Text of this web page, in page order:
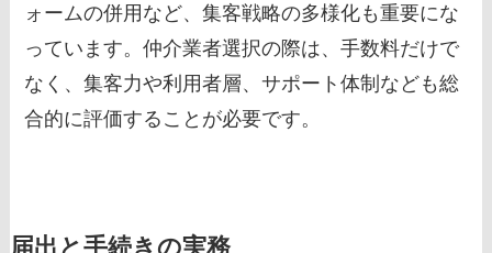
ォームの併用など、集客戦略の多様化も重要にな
っています。仲介業者選択の際は、手数料だけで
なく、集客力や利用者層、サポート体制なども総
合的に評価することが必要です。
届出と手続きの実務